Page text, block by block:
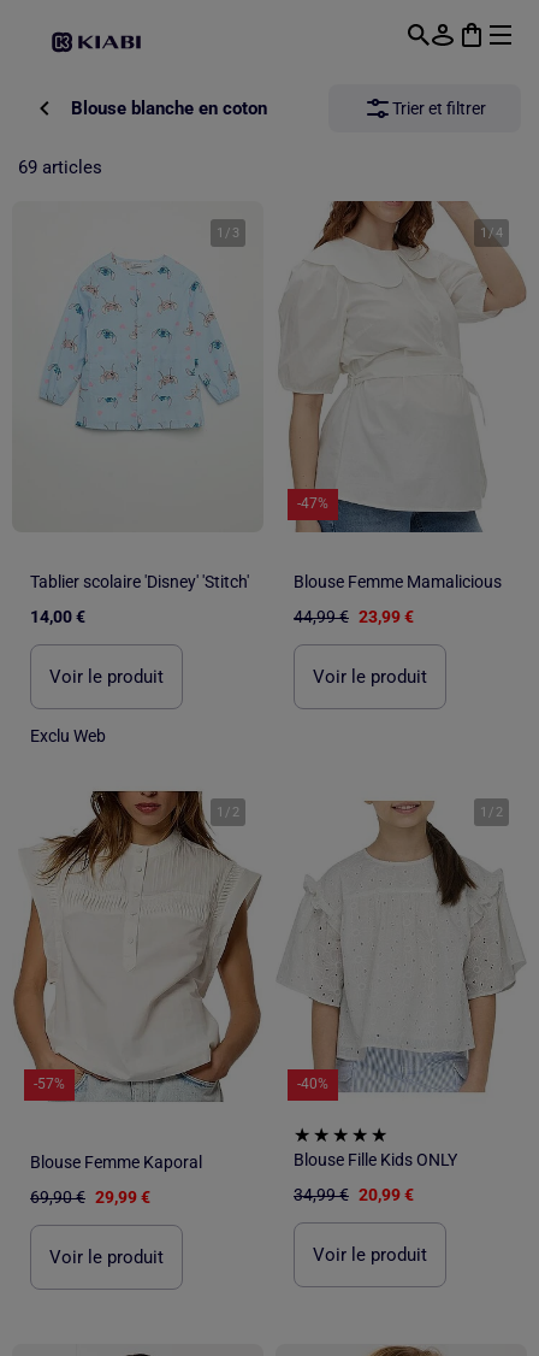
Blouse blanche en coton Trier et filtrer
69 articles
1 / 3
Tablier scolaire 'Disney' 'Stitch'
14,00 €
Voir le produit
Exclu Web
1 /4
-47%
Blouse Femme Mamalicious
44,99 € 23,99 €
Voir le produit
1 / 2
-57%
Blouse Femme Kaporal
69,90 € 29,99 €
Voir le produit
1 / 2
-40%
Blouse Fille Kids ONLY
34,99 € 20,99 €
Voir le produit